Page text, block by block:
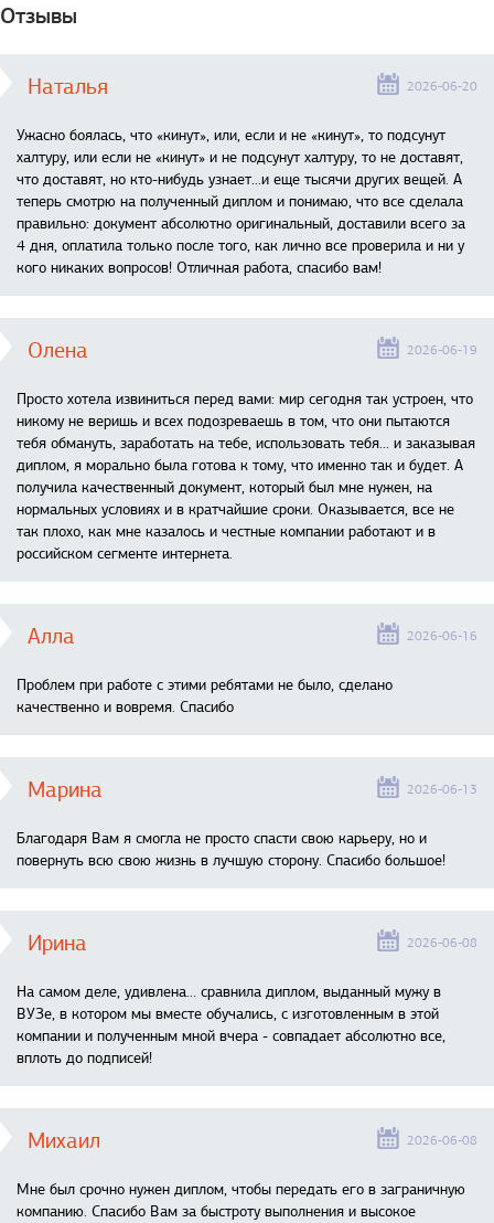
Отзывы
Наталья 2026-06-20
Ужасно боялась, что «кинут», или, если и не «кинут», то подсунут
халтуру, или если не «кинут» и не подсунут халтуру, то не доставят,
что доставят, но кто-нибудь узнает...и еще тысячи других вещей. А
теперь смотрю на полученный диплом и понимаю, что все сделала
правильно: документ абсолютно оригинальный, доставили всего за
4 дня, оплатила только после того, как лично все проверила и ни у
кого никаких вопросов! Отличная работа, спасибо вам!
Олена 2026-06-19
Просто хотела извиниться перед вами: мир сегодня так устроен, что
никому не веришь и всех подозреваешь в том, что они пытаются
тебя обмануть, заработать на тебе, использовать тебя... и заказывая
диплом, я морально была готова к тому, что именно так и будет. А
получила качественный документ, который был мне нужен, на
нормальных условиях и в кратчайшие сроки. Оказывается, все не
так плохо, как мне казалось и честные компании работают и в
российском сегменте интернета.
Алла 2026-06-16
Проблем при работе с этими ребятами не было, сделано
качественно и вовремя. Спасибо
Марина 2026-06-13
Благодаря Вам я смогла не просто спасти свою карьеру, но и
повернуть всю свою жизнь в лучшую сторону. Спасибо большое!
Ирина 2026-06-08
На самом деле, удивлена… сравнила диплом, выданный мужу в
ВУЗе, в котором мы вместе обучались, с изготовленным в этой
компании и полученным мной вчера - совпадает абсолютно все,
вплоть до подписей!
Михаил 2026-06-08
Мне был срочно нужен диплом, чтобы передать его в заграничную
компанию. Спасибо Вам за быстроту выполнения и высокое